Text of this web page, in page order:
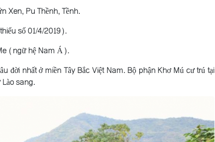
Xen, Pu Thềnh, Tềnh.
số 01/4/2019).
(ngữ hệ Nam Á).
đời nhất ở miền Tây Bắc Việt Nam. Bộ phận Khơ Mú cư trú tại
sang.